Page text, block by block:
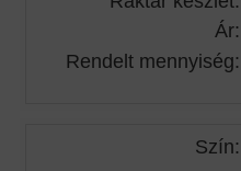
Ár:
Rendelt mennyiség:
Szín: